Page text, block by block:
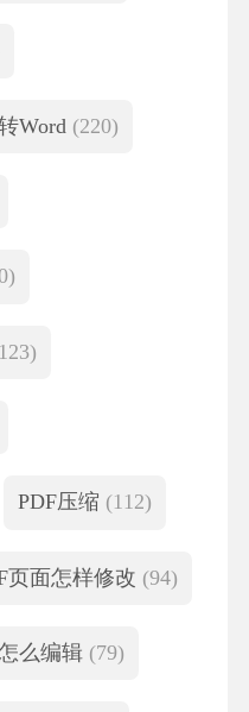
Word (220)
PDF压缩 (112)
页面怎样修改 (94)
么编辑 (79)